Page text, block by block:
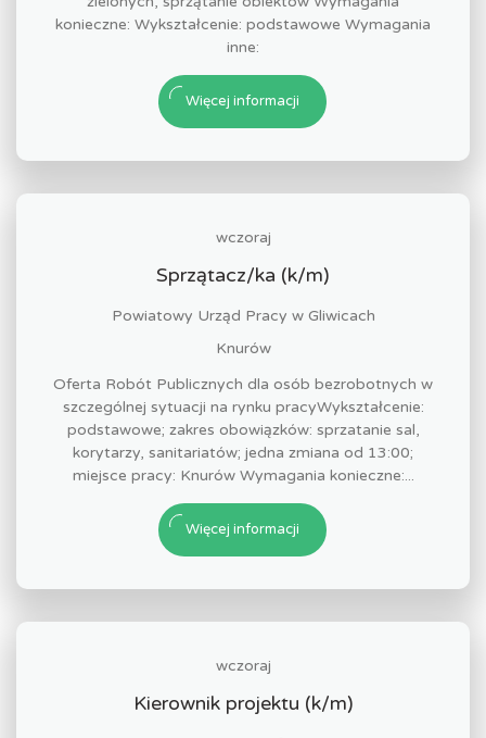
konieczne: Wykształcenie: podstawowe Wymagania
inne:
Więcej informacji
wczoraj
Sprzątacz/ka (k/m)
Powiatowy Urząd Pracy w Gliwicach
Knurów
Oferta Robót Publicznych dla osób bezrobotnych w
szczególnej sytuacji na rynku pracyWykształcenie:
podstawowe; zakres obowiązków: sprzatanie sal,
korytarzy, sanitariatów; jedna zmiana od 13:00;
miejsce pracy: Knurów Wymagania konieczne:...
Więcej informacji
wczoraj
Kierownik projektu (k/m)